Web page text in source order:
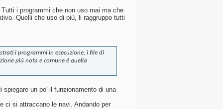
i programmi che non uso mai ma che
Quelli che uso di più, li raggruppo tutti
i programmi in esecuzione, i file di
più nota e comune è quella
un po' il funzionamento di una
ci si attraccano le navi. Andando per